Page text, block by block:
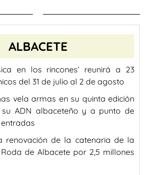
ALBACETE
en los rincones’ reunirá a 23
del 31 de julio al 2 de agosto
vela armas en su quinta edición
ADN albaceteño y a punto de
renovación de la catenaria de la
de Albacete por 2,5 millones